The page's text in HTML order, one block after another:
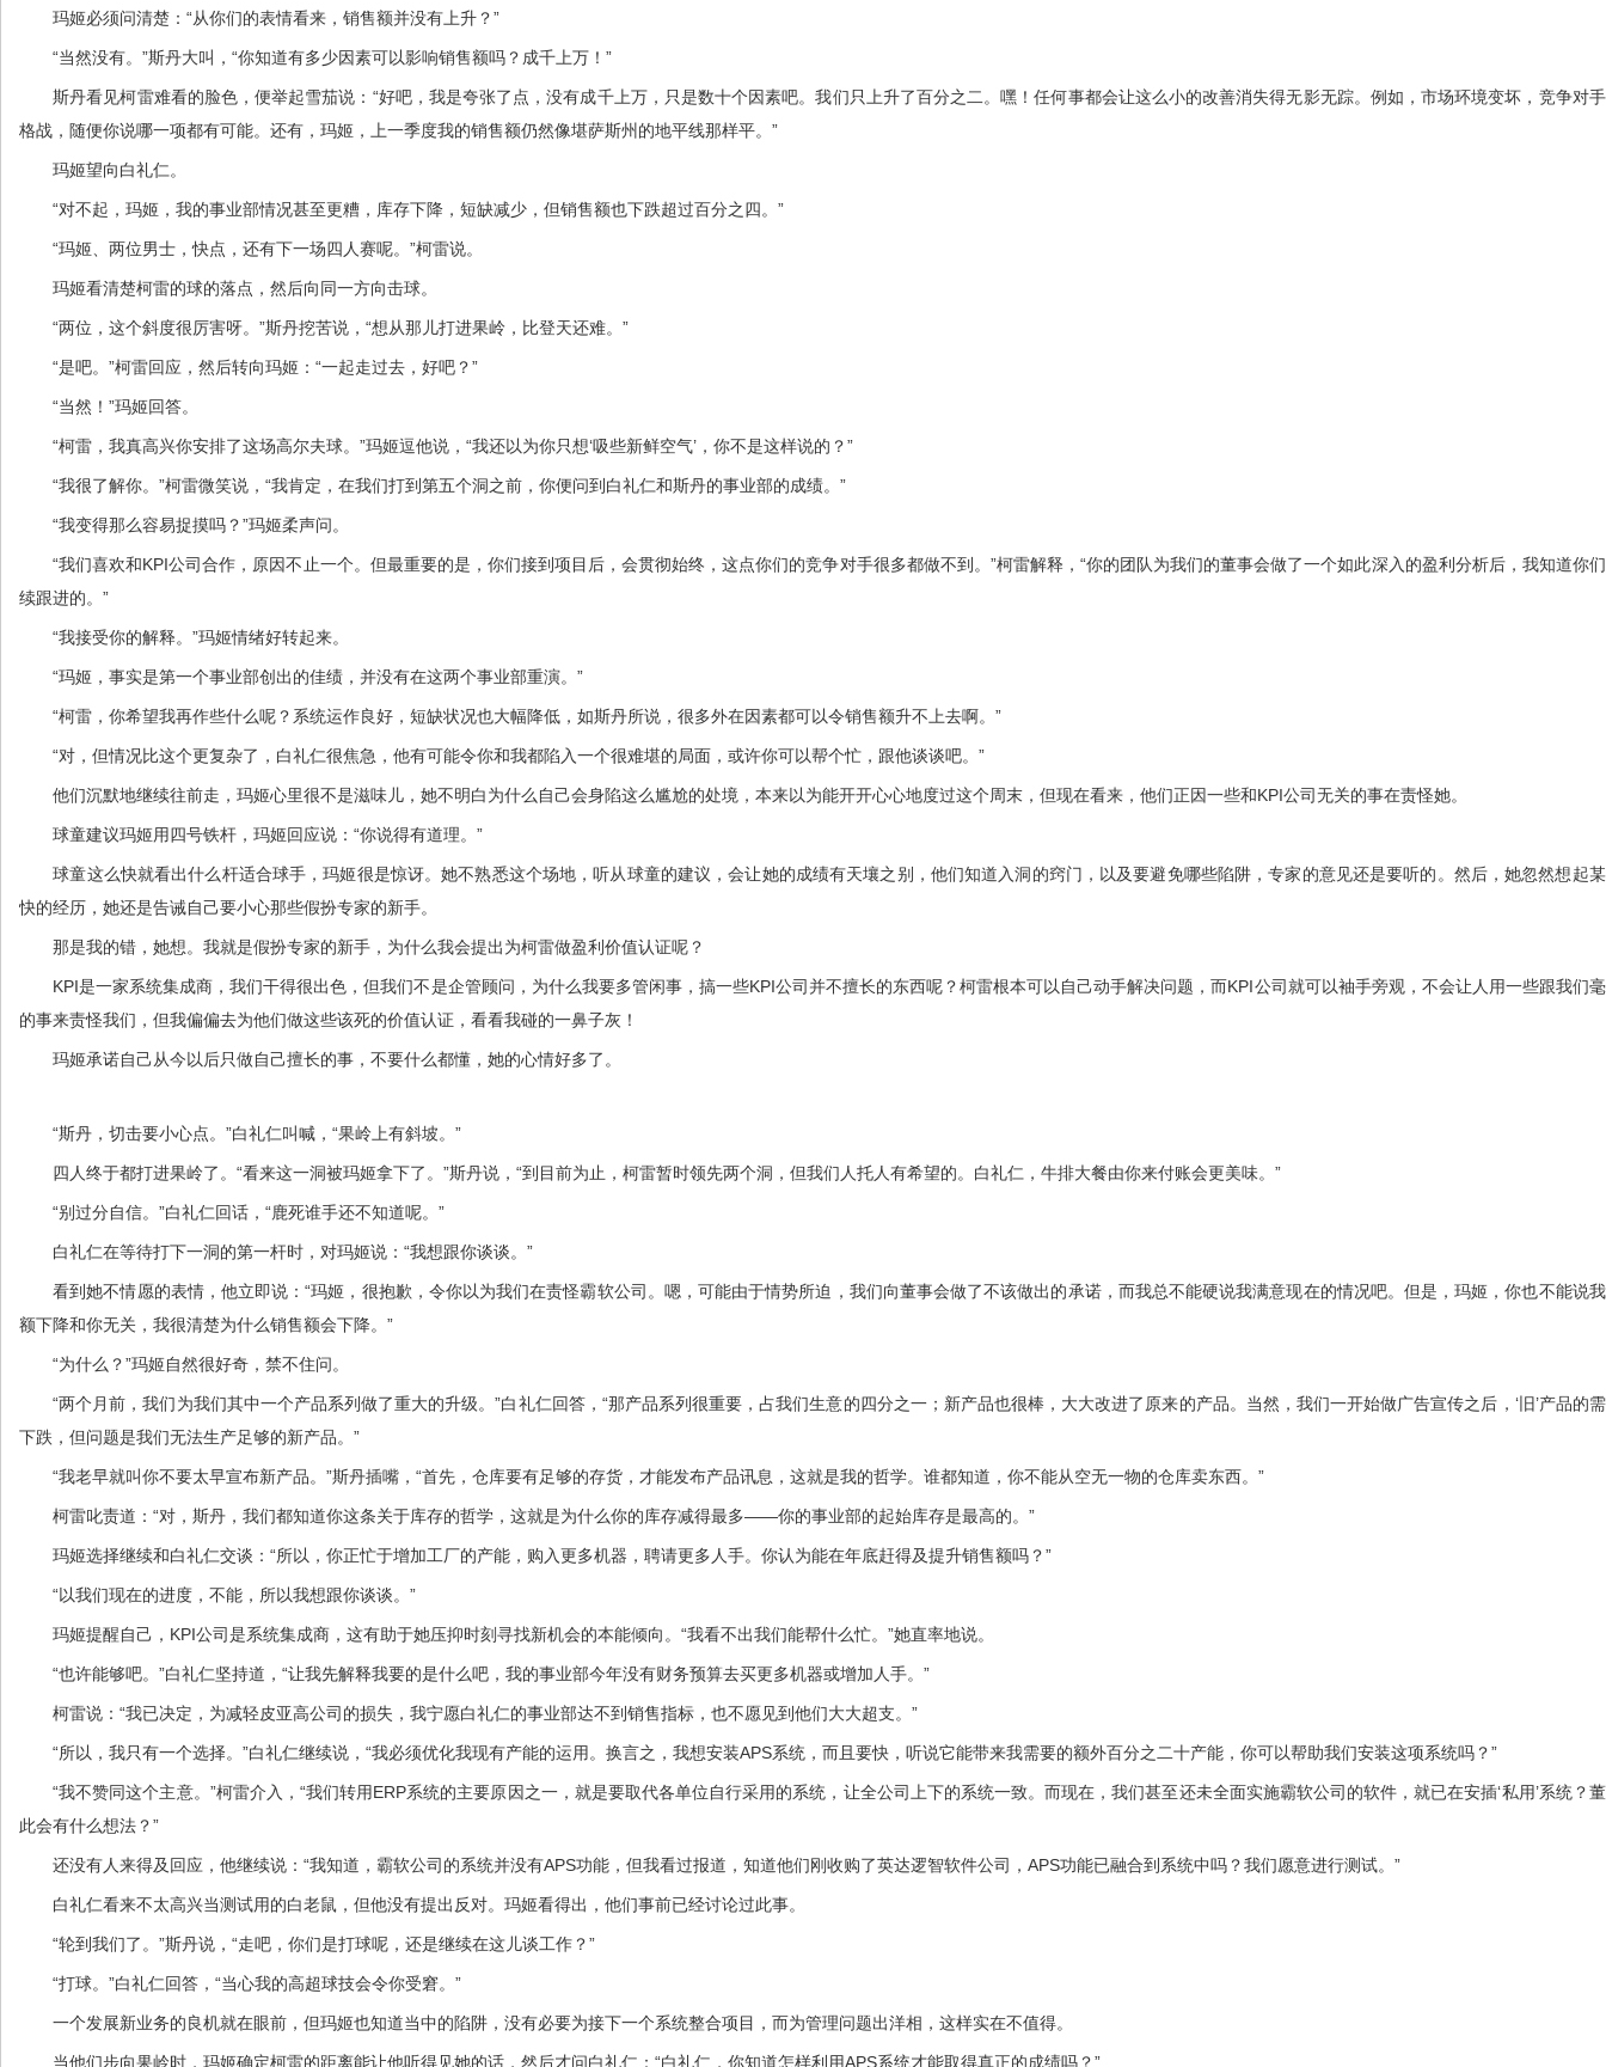
玛姬必须问清楚：“从你们的表情看来，销售额并没有上升？”
“当然没有。”斯丹大叫，“你知道有多少因素可以影响销售额吗？成千上万！”
斯丹看见柯雷难看的脸色，便举起雪茄说：“好吧，我是夸张了点，没有成千上万，只是数十个因素吧。我们只上升了百分之二。嘿！任何事都会让这么小的改善消失得无影无踪。例如，市场环境变坏，竞争对
格战，随便你说哪一项都有可能。还有，玛姬，上一季度我的销售额仍然像堪萨斯州的地平线那样平。”
玛姬望向白礼仁。
“对不起，玛姬，我的事业部情况甚至更糟，库存下降，短缺减少，但销售额也下跌超过百分之四。”
“玛姬、两位男士，快点，还有下一场四人赛呢。”柯雷说。
玛姬看清楚柯雷的球的落点，然后向同一方向击球。
“两位，这个斜度很厉害呀。”斯丹挖苦说，“想从那儿打进果岭，比登天还难。”
“是吧。”柯雷回应，然后转向玛姬：“一起走过去，好吧？”
“当然！”玛姬回答。
“柯雷，我真高兴你安排了这场高尔夫球。”玛姬逗他说，“我还以为你只想‘吸些新鲜空气’，你不是这样说的？”
“我很了解你。”柯雷微笑说，“我肯定，在我们打到第五个洞之前，你便问到白礼仁和斯丹的事业部的成绩。”
“我变得那么容易捉摸吗？”玛姬柔声问。
“我们喜欢和KPI公司合作，原因不止一个。但最重要的是，你们接到项目后，会贯彻始终，这点你们的竞争对手很多都做不到。”柯雷解释，“你的团队为我们的董事会做了一个如此深入的盈利分析后，我知道你
续跟进的。”
“我接受你的解释。”玛姬情绪好转起来。
“玛姬，事实是第一个事业部创出的佳绩，并没有在这两个事业部重演。”
“柯雷，你希望我再作些什么呢？系统运作良好，短缺状况也大幅降低，如斯丹所说，很多外在因素都可以令销售额升不上去啊。”
“对，但情况比这个更复杂了，白礼仁很焦急，他有可能令你和我都陷入一个很难堪的局面，或许你可以帮个忙，跟他谈谈吧。”
他们沉默地继续往前走，玛姬心里很不是滋味儿，她不明白为什么自己会身陷这么尴尬的处境，本来以为能开开心心地度过这个周末，但现在看来，他们正因一些和KPI公司无关的事在责怪她。
球童建议玛姬用四号铁杆，玛姬回应说：“你说得有道理。”
球童这么快就看出什么杆适合球手，玛姬很是惊讶。她不熟悉这个场地，听从球童的建议，会让她的成绩有天壤之别，他们知道入洞的窍门，以及要避免哪些陷阱，专家的意见还是要听的。然后，她忽然想起
快的经历，她还是告诫自己要小心那些假扮专家的新手。
那是我的错，她想。我就是假扮专家的新手，为什么我会提出为柯雷做盈利价值认证呢？
KPI是一家系统集成商，我们干得很出色，但我们不是企管顾问，为什么我要多管闲事，搞一些KPI公司并不擅长的东西呢？柯雷根本可以自己动手解决问题，而KPI公司就可以袖手旁观，不会让人用一些跟我们
的事来责怪我们，但我偏偏去为他们做这些该死的价值认证，看看我碰的一鼻子灰！
玛姬承诺自己从今以后只做自己擅长的事，不要什么都懂，她的心情好多了。
“斯丹，切击要小心点。”白礼仁叫喊，“果岭上有斜坡。”
四人终于都打进果岭了。“看来这一洞被玛姬拿下了。”斯丹说，“到目前为止，柯雷暂时领先两个洞，但我们人托人有希望的。白礼仁，牛排大餐由你来付账会更美味。”
“别过分自信。”白礼仁回话，“鹿死谁手还不知道呢。”
白礼仁在等待打下一洞的第一杆时，对玛姬说：“我想跟你谈谈。”
看到她不情愿的表情，他立即说：“玛姬，很抱歉，令你以为我们在责怪霸软公司。嗯，可能由于情势所迫，我们向董事会做了不该做出的承诺，而我总不能硬说我满意现在的情况吧。但是，玛姬，你也不能说
额下降和你无关，我很清楚为什么销售额会下降。”
“为什么？”玛姬自然很好奇，禁不住问。
“两个月前，我们为我们其中一个产品系列做了重大的升级。”白礼仁回答，“那产品系列很重要，占我们生意的四分之一；新产品也很棒，大大改进了原来的产品。当然，我们一开始做广告宣传之后，‘旧’产品的
下跌，但问题是我们无法生产足够的新产品。”
“我老早就叫你不要太早宣布新产品。”斯丹插嘴，“首先，仓库要有足够的存货，才能发布产品讯息，这就是我的哲学。谁都知道，你不能从空无一物的仓库卖东西。”
柯雷叱责道：“对，斯丹，我们都知道你这条关于库存的哲学，这就是为什么你的库存减得最多――你的事业部的起始库存是最高的。”
玛姬选择继续和白礼仁交谈：“所以，你正忙于增加工厂的产能，购入更多机器，聘请更多人手。你认为能在年底赶得及提升销售额吗？”
“以我们现在的进度，不能，所以我想跟你谈谈。”
玛姬提醒自己，KPI公司是系统集成商，这有助于她压抑时刻寻找新机会的本能倾向。“我看不出我们能帮什么忙。”她直率地说。
“也许能够吧。”白礼仁坚持道，“让我先解释我要的是什么吧，我的事业部今年没有财务预算去买更多机器或增加人手。”
柯雷说：“我已决定，为减轻皮亚高公司的损失，我宁愿白礼仁的事业部达不到销售指标，也不愿见到他们大大超支。”
“所以，我只有一个选择。”白礼仁继续说，“我必须优化我现有产能的运用。换言之，我想安装APS系统，而且要快，听说它能带来我需要的额外百分之二十产能，你可以帮助我们安装这项系统吗？”
“我不赞同这个主意。”柯雷介入，“我们转用ERP系统的主要原因之一，就是要取代各单位自行采用的系统，让全公司上下的系统一致。而现在，我们甚至还未全面实施霸软公司的软件，就已在安插‘私用’系统？
此会有什么想法？”
还没有人来得及回应，他继续说：“我知道，霸软公司的系统并没有APS功能，但我看过报道，知道他们刚收购了英达逻智软件公司，APS功能已融合到系统中吗？我们愿意进行测试。”
白礼仁看来不太高兴当测试用的白老鼠，但他没有提出反对。玛姬看得出，他们事前已经讨论过此事。
“轮到我们了。”斯丹说，“走吧，你们是打球呢，还是继续在这儿谈工作？”
“打球。”白礼仁回答，“当心我的高超球技会令你受窘。”
一个发展新业务的良机就在眼前，但玛姬也知道当中的陷阱，没有必要为接下一个系统整合项目，而为管理问题出洋相，这样实在不值得。
当他们步向果岭时，玛姬确定柯雷的距离能让他听得见她的话，然后才问白礼仁：“白礼仁，你知道怎样利用APS系统才能取得真正的成绩吗？”